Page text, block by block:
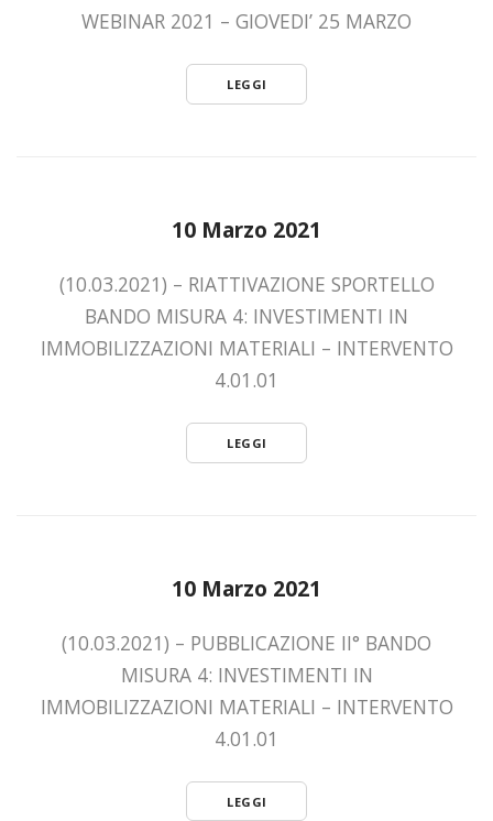
WEBINAR 2021 – GIOVEDI’ 25 MARZO
LEGGI
10 Marzo 2021
(10.03.2021) – RIATTIVAZIONE SPORTELLO
BANDO MISURA 4: INVESTIMENTI IN
IMMOBILIZZAZIONI MATERIALI – INTERVENTO
4.01.01
LEGGI
10 Marzo 2021
(10.03.2021) – PUBBLICAZIONE II° BANDO
MISURA 4: INVESTIMENTI IN
IMMOBILIZZAZIONI MATERIALI – INTERVENTO
4.01.01
LEGGI